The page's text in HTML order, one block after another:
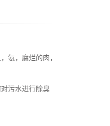
氨，腐烂的肉，
污水进行除臭